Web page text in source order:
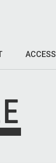
ACCESS